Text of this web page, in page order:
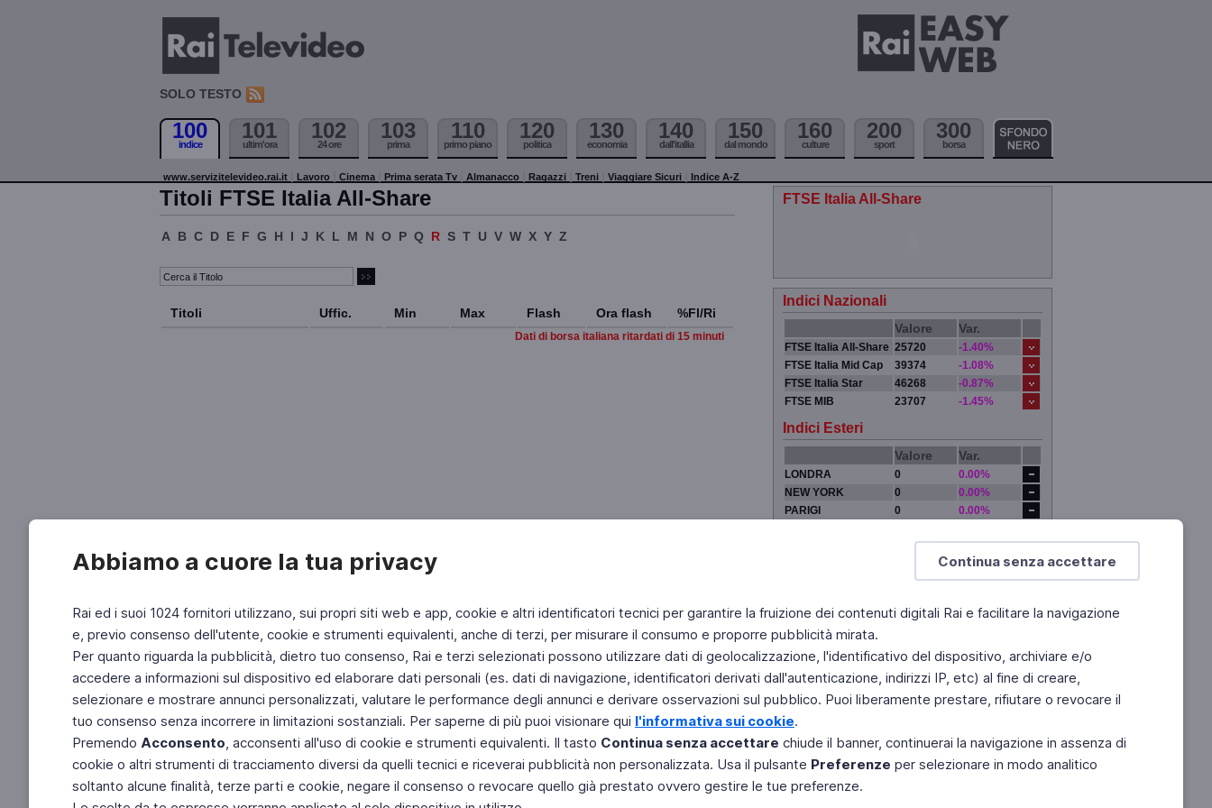
Continua senza accettare
Abbiamo a cuore la tua privacy
Rai ed i suoi 1024 fornitori utilizzano, sui propri siti web e app, cookie e altri identificatori tecnici per garantire la fruizione dei contenuti digitali Rai e facilitare la navigazione
e, previo consenso dell'utente, cookie e strumenti equivalenti, anche di terzi, per misurare il consumo e proporre pubblicità mirata.
Per quanto riguarda la pubblicità, dietro tuo consenso, Rai e terzi selezionati possono utilizzare dati di geolocalizzazione, l'identificativo del dispositivo, archiviare e/o
accedere a informazioni sul dispositivo ed elaborare dati personali (es. dati di navigazione, identificatori derivati dall'autenticazione, indirizzi IP, etc) al fine di creare,
selezionare e mostrare annunci personalizzati, valutare le performance degli annunci e derivare osservazioni sul pubblico. Puoi liberamente prestare, rifiutare o revocare il
tuo consenso senza incorrere in limitazioni sostanziali. Per saperne di più puoi visionare qui l'informativa sui cookie.
Premendo Acconsento, acconsenti all'uso di cookie e strumenti equivalenti. Il tasto Continua senza accettare chiude il banner, continuerai la navigazione in assenza di
cookie o altri strumenti di tracciamento diversi da quelli tecnici e riceverai pubblicità non personalizzata. Usa il pulsante Preferenze per selezionare in modo analitico
soltanto alcune finalità, terze parti e cookie, negare il consenso o revocare quello già prestato ovvero gestire le tue preferenze.
SOLO TESTO
100
indice
101
ultim'ora
102
24 ore
103
prima
110
primo piano
120
politica
130
economia
140
dall'itallia
150
dal mondo
160
culture
200
sport
300
borsa
www.servizitelevideo.rai.it Lavoro Cinema Prima serata Tv Almanacco Ragazzi Treni Viaggiare Sicuri Indice A-Z
Titoli FTSE Italia All-Share
A B C D E F G H I J K L M N O P Q R S T U V W X Y Z
Titoli Uffic. Min Max Flash Ora flash %Fl/Ri
Dati di borsa italiana ritardati di 15 minuti
FTSE Italia All-Share
Indici Nazionali
Valore Var.
FTSE Italia All-Share 25720
-1.40%
FTSE Italia Mid Cap
39374
-1.08%
FTSE Italia Star
46268
-0.87%
FTSE MIB
23707 -1.45%
Indici Esteri
Valore Var.
LONDRA 0
0.00%
NEW YORK
0
0.00%
PARIGI
0
0.00%
Fai di Televideo la tua Home Page Chi Siamo
Copyright © 2011 Rai - Tutti i diritti riservati
Engineered by RAI - Reti e Piattaforme